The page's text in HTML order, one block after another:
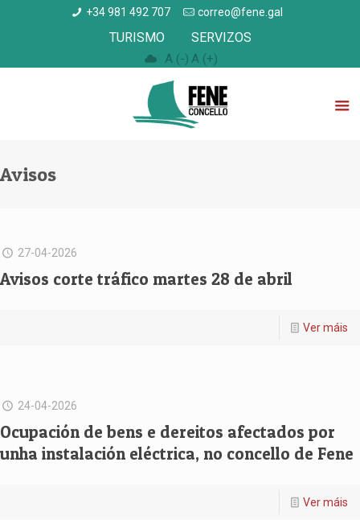
+34 981 492 707 correo@fene.gal
TURISMO SERVIZOS
A (-) A (+)
Avisos
27-04-2026
Avisos corte tráfico martes 28 de abril
Ver máis
24-04-2026
Ocupación de bens e dereitos afectados por
unha instalación eléctrica, no concello de Fene
Ver máis